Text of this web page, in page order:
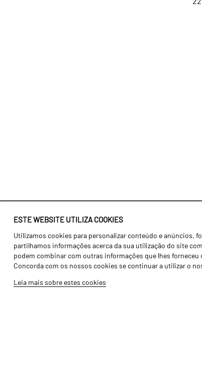
ESTE WEBSITE UTILIZA COOKIES
Utilizamos cookies para personalizar conteúdo e anúncios,
partilhamos informações acerca da sua utilização do site
podem combinar com outras informações que lhes
Concorda com os nossos cookies se continuar a utilizar o
Leia mais sobre estes cookies
Identidade
História
Fábrica / Produção
Recursos Humanos
Agricultura
Transportes
Gama Floresta